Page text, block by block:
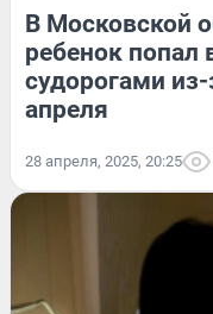
В Московской
ребенок попал
судорогами
апреля
28 апреля, 2025, 20:25